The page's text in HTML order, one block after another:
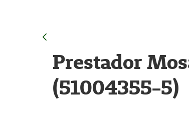
Prestador
(51004355-5)